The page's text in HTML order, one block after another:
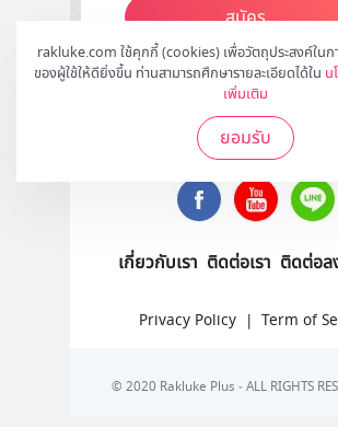
rakluke.com ใช้คุกกี้ (cookies) เพื่อวัตถุประสงค์ใน
ของผู้ใช้ให้ดียิ่งขึ้น ท่านสามารถศึกษารายละเอียดได้ใน น
เพิ่มเติม
ยอมรับ
สมัคร
ติดตามเราได้ที่
เกี่ยวกับเรา ติดต่อเรา ติดต่อล
Privacy Policy | Term of
© 2020 Rakluke Plus - ALL RIGHTS